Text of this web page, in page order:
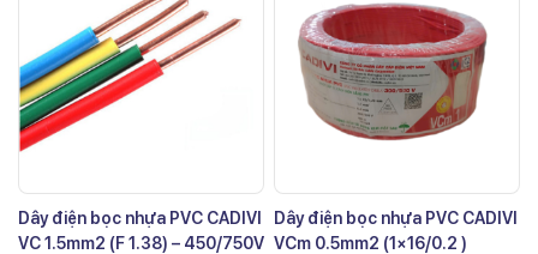
Dây điện bọc nhựa PVC CADIVI
VC 1.5mm2 (F 1.38) – 450/750V
Dây điện bọc nhựa PVC CADIVI
VCm 0.5mm2 (1×16/0.2 )